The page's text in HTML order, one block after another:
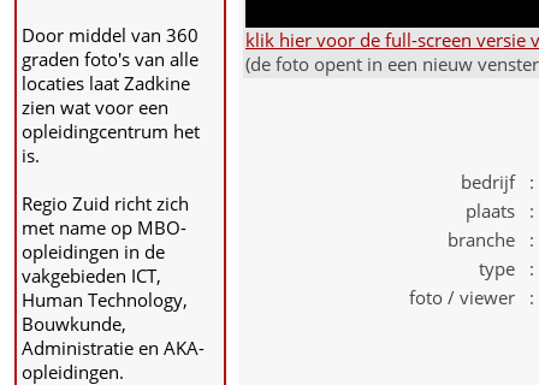
Door middel van 360
graden foto's van alle
locaties laat Zadkine
zien wat voor een
opleidingcentrum het
is.
Regio Zuid richt zich
met name op MBO-
opleidingen in de
vakgebieden ICT,
Human Technology,
Bouwkunde,
Administratie en AKA-
opleidingen.
klik hier voor de full-screen versie
(de foto opent in een nieuw
bedrijf :
plaats :
branche :
type :
foto / viewer :